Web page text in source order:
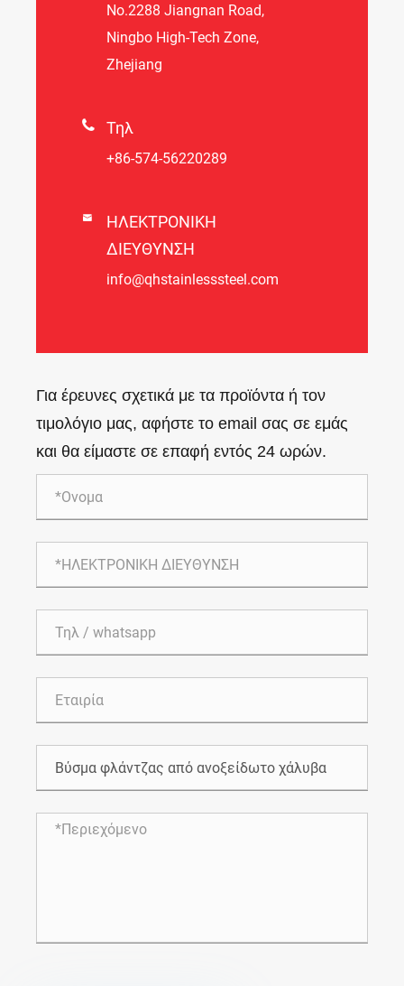
Νο.2288 Jiangnan Road,
Ningbo High-Tech Zone,
Zhejiang
 Τηλ
+86-574-56220289

ΗΛΕΚΤΡΟΝΙΚΗ
ΔΙΕΥΘΥΝΣΗ
info@qhstainlesssteel.com
Για έρευνες σχετικά με τα προϊόντα ή τον
τιμολόγιο μας, αφήστε το email σας σε εμάς
και θα είμαστε σε επαφή εντός 24 ωρών.